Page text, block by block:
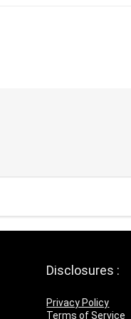
Disclosures :
Privacy Policy
Terms of Service